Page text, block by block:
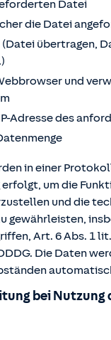
Datei
die Datei
übertragen,
und
Adresse des
in einer
erfolgt, um die
und die
gewährleisten,
Art. 6 Abs. 1
Die Daten
bei Nutzung